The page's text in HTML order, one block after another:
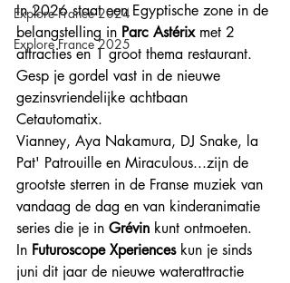
Explore France 2024
Explore France 2025
In 2026 staat een Egyptische zone in de
belangstelling in Parc Astérix met 2
attracties en 1 groot thema restaurant.
Gesp je gordel vast in de nieuwe
gezinsvriendelijke achtbaan
Cetautomatix.
Vianney, Aya Nakamura, DJ Snake, la
Pat' Patrouille en Miraculous...zijn de
grootste sterren in de Franse muziek van
vandaag de dag en van kinderanimatie
series die je in Grévin kunt ontmoeten.
In Futuroscope Xperiences kun je sinds
juni dit jaar de nieuwe waterattractie